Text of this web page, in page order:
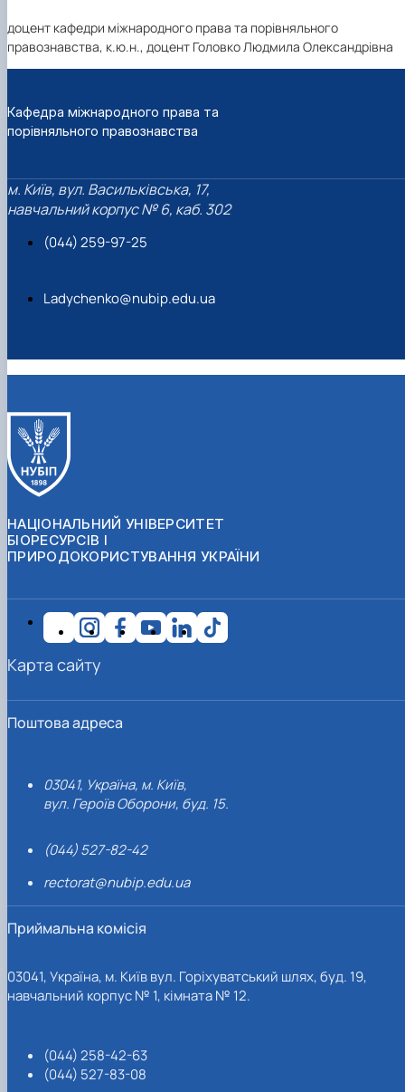
доцент кафедри міжнародного права та порівняльного
правознавства, к.ю.н., доцент Головко Людмила Олександрівна
Кафедра міжнародного права та
порівняльного правознавства
м. Київ, вул. Васильківська, 17,
навчальний корпус № 6, каб. 302
(044) 259-97-25
Ladychenko@nubip.edu.ua
НАЦІОНАЛЬНИЙ УНІВЕРСИТЕТ
БІОРЕСУРСІВ І
ПРИРОДОКОРИСТУВАННЯ УКРАЇНИ
Поштова адреса
03041, Україна, м. Київ,
вул. Героїв Оборони, буд. 15.
(044) 527-82-42
rectorat@nubip.edu.ua
Приймальна комісія
03041, Україна, м. Київ вул. Горіхуватський шлях, буд. 19,
навчальний корпус № 1, кімната № 12.
(044) 258-42-63
(044) 527-83-08
Карта сайту